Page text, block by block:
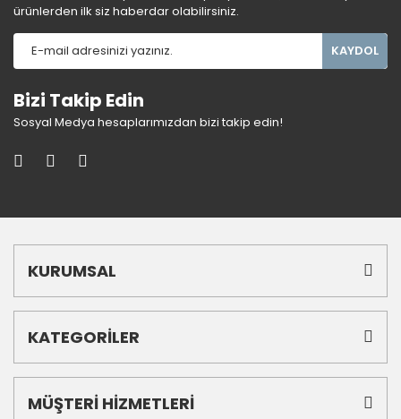
ürünlerden ilk siz haberdar olabilirsiniz.
KAYDOL
Bizi Takip Edin
Sosyal Medya hesaplarımızdan bizi takip edin!
KURUMSAL
KATEGORİLER
MÜŞTERİ HİZMETLERİ